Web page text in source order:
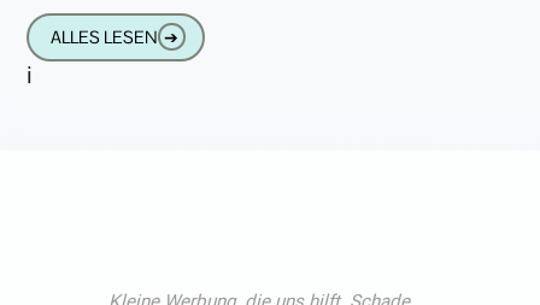
Betriebssytems MacOS bzw. OSX
ausgeliefert. Vorschau ist das
ALLES LESEN ➔
i